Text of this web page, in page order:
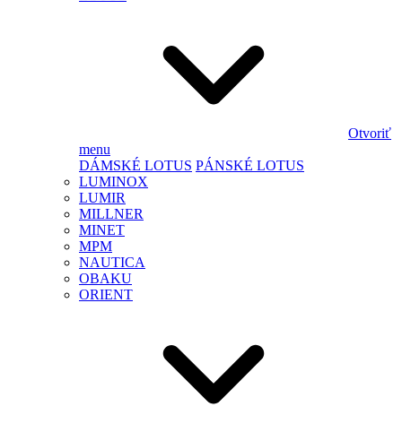
Otvoriť
menu
DÁMSKÉ LOTUS PÁNSKÉ LOTUS
LUMINOX
LUMIR
MILLNER
MINET
MPM
NAUTICA
OBAKU
ORIENT